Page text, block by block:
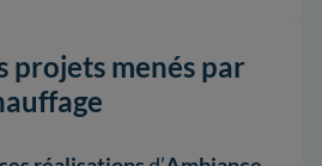
projets menés par